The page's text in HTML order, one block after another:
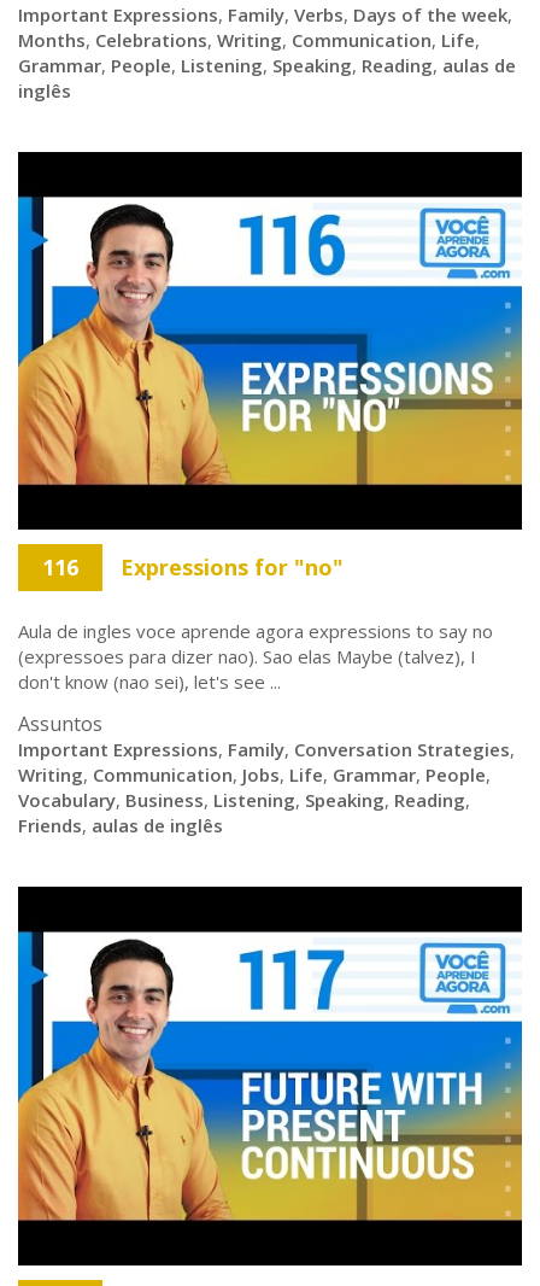
Important Expressions, Family, Verbs, Days of the week,
Months, Celebrations, Writing, Communication, Life,
Grammar, People, Listening, Speaking, Reading, aulas de
inglês
116 Expressions for "no"
Aula de ingles voce aprende agora expressions to say no
(expressoes para dizer nao). Sao elas Maybe (talvez), I
don't know (nao sei), let's see ...
Assuntos
Important Expressions, Family, Conversation Strategies,
Writing, Communication, Jobs, Life, Grammar, People,
Vocabulary, Business, Listening, Speaking, Reading,
Friends, aulas de inglês